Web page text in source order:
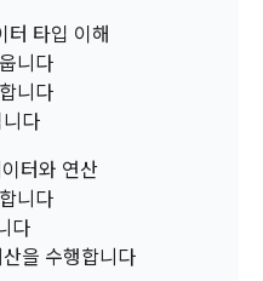
자동 생성된 인증코드를 말
게 공시함으로써 효력을 발
영업소 소재지, 대표자의 성
원"이 알 수 있도록 초기 화
제공을 위한 개인식별, 회원
물품 및 증빙발송, 부정 이용
용
이용권유, 서비스 개선 및 신
빈도 파악, 통계학적 특성에
터 타입 이해
니다
니다
니다
터와 연산
니다
다
을 수행합니다